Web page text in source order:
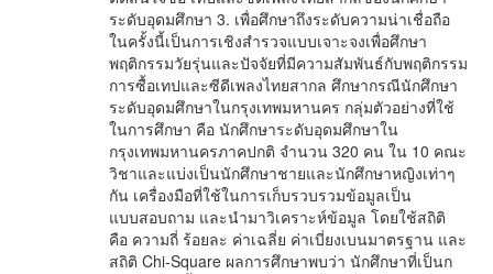
ระดับอุดมศึกษา 3. เพื่อศึกษาถึงระดับความน่าเชื่อถือ
ในครั้งนี้เป็นการเชิงสำรวจแบบเจาะจงเพื่อศึกษา
พฤติกรรมวัยรุ่นและปัจจัยที่มีความสัมพันธ์กับพฤติกรรม
การซื้อเทปและซีดีเพลงไทยสากล ศึกษากรณีนักศึกษา
ระดับอุดมศึกษาในกรุงเทพมหานคร กลุ่มตัวอย่างที่ใช้
ในการศึกษา คือ นักศึกษาระดับอุดมศึกษาใน
กรุงเทพมหานครภาคปกติ จำนวน 320 คน ใน 10 คณะ
วิชาและแบ่งเป็นนักศึกษาชายและนักศึกษาหญิงเท่าๆ
กัน เครื่องมือที่ใช้ในการเก็บรวบรวมข้อมูลเป็น
แบบสอบถาม และนำมาวิเคราะห์ข้อมูล โดยใช้สถิติ
คือ ความถี่ ร้อยละ ค่าเฉลี่ย ค่าเบี่ยงเบนมาตรฐาน และ
สถิติ Chi-Square ผลการศึกษาพบว่า นักศึกษาที่เป็นก